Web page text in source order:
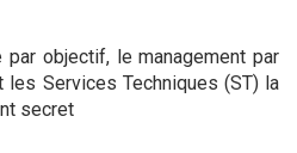
objectif, le management par
les Services Techniques (ST) la
secret